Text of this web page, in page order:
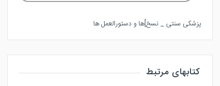
پزشکی سنتی _ نسخ]ها و دستورالعمل ها
کتابهای مرتبط